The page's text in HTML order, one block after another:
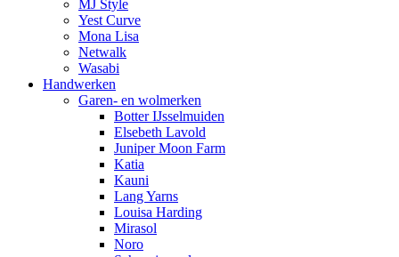
MJ Style
Yest Curve
Mona Lisa
Netwalk
Wasabi
Handwerken
Garen- en wolmerken
Botter IJsselmuiden
Elsebeth Lavold
Juniper Moon Farm
Katia
Kauni
Lang Yarns
Louisa Harding
Mirasol
Noro